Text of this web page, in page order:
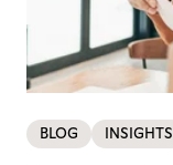
BLOG INSIGHTS